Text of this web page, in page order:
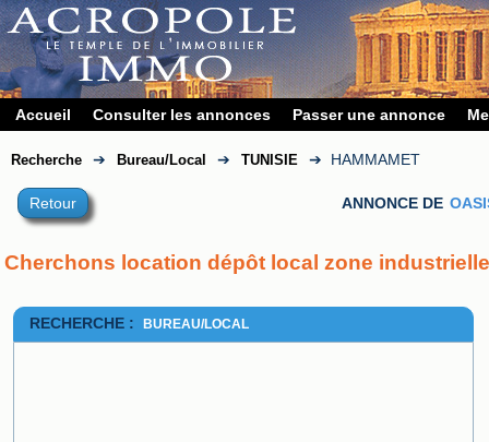
Accueil Consulter les annonces Passer une annonce
Recherche ➔ Bureau/Local ➔ TUNISIE ➔ HAMMAMET
Retour ANNONCE DE
Cherchons location dépôt local zone industrielle
RECHERCHE : BUREAU/LOCAL